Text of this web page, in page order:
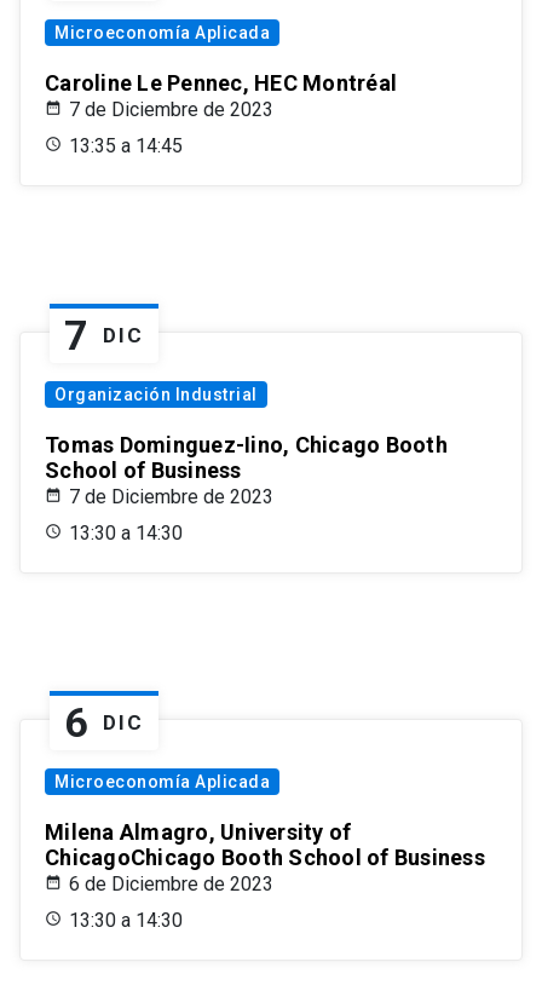
Microeconomía Aplicada
Caroline Le Pennec, HEC Montréal
7 de Diciembre de 2023
13:35 a 14:45
7 DIC
Organización Industrial
Tomas Dominguez-Iino, Chicago Booth
School of Business
7 de Diciembre de 2023
13:30 a 14:30
6 DIC
Microeconomía Aplicada
Milena Almagro, University of
ChicagoChicago Booth School of Business
6 de Diciembre de 2023
13:30 a 14:30